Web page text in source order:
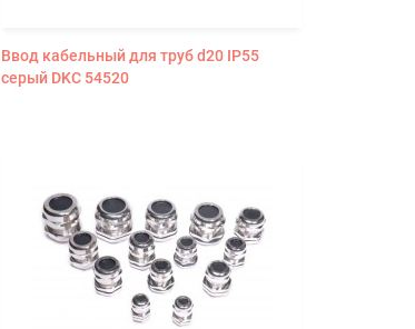
Ввод кабельный для труб d20 IP55
серый DKC 54520